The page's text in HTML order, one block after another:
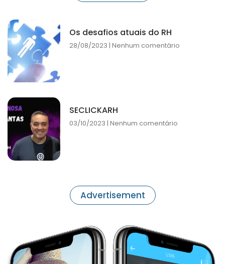
Os desafios atuais do RH
28/08/2023 Nenhum comentário
SECLICKARH
03/10/2023 Nenhum comentário
Advertisement